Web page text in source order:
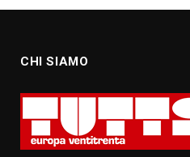
CHI SIAMO